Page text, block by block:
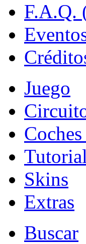
F.A.Q.
Juego
Skins
Extras
Buscar